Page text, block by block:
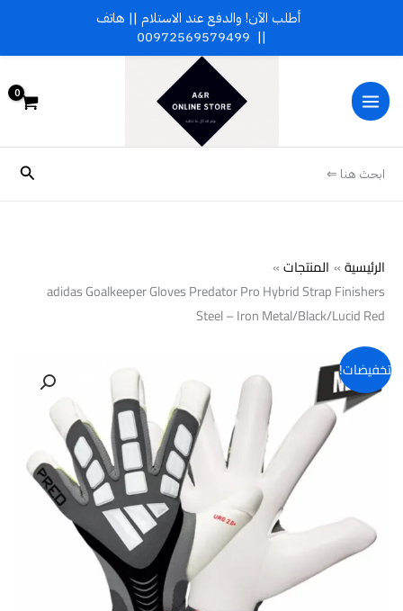
المحتوى
ابحث هنا ⇐
الرئيسية
المنتجات
adidas Goalkeeper Gloves Predator Pro Hybrid Strap Finishers
Steel – Iron Metal/Black/Lucid Red
تخفيضات!
أطلب الآن! والدفع عند الاستلام || هاتف
||
00972569579499